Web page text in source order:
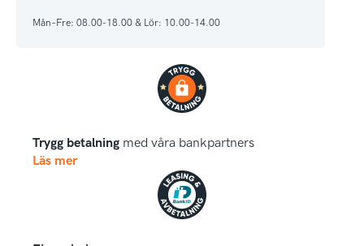
Mån–Fre: 08.00-18.00 & Lör: 10.00-14.00
Trygg betalning med våra bankpartners
Läs mer